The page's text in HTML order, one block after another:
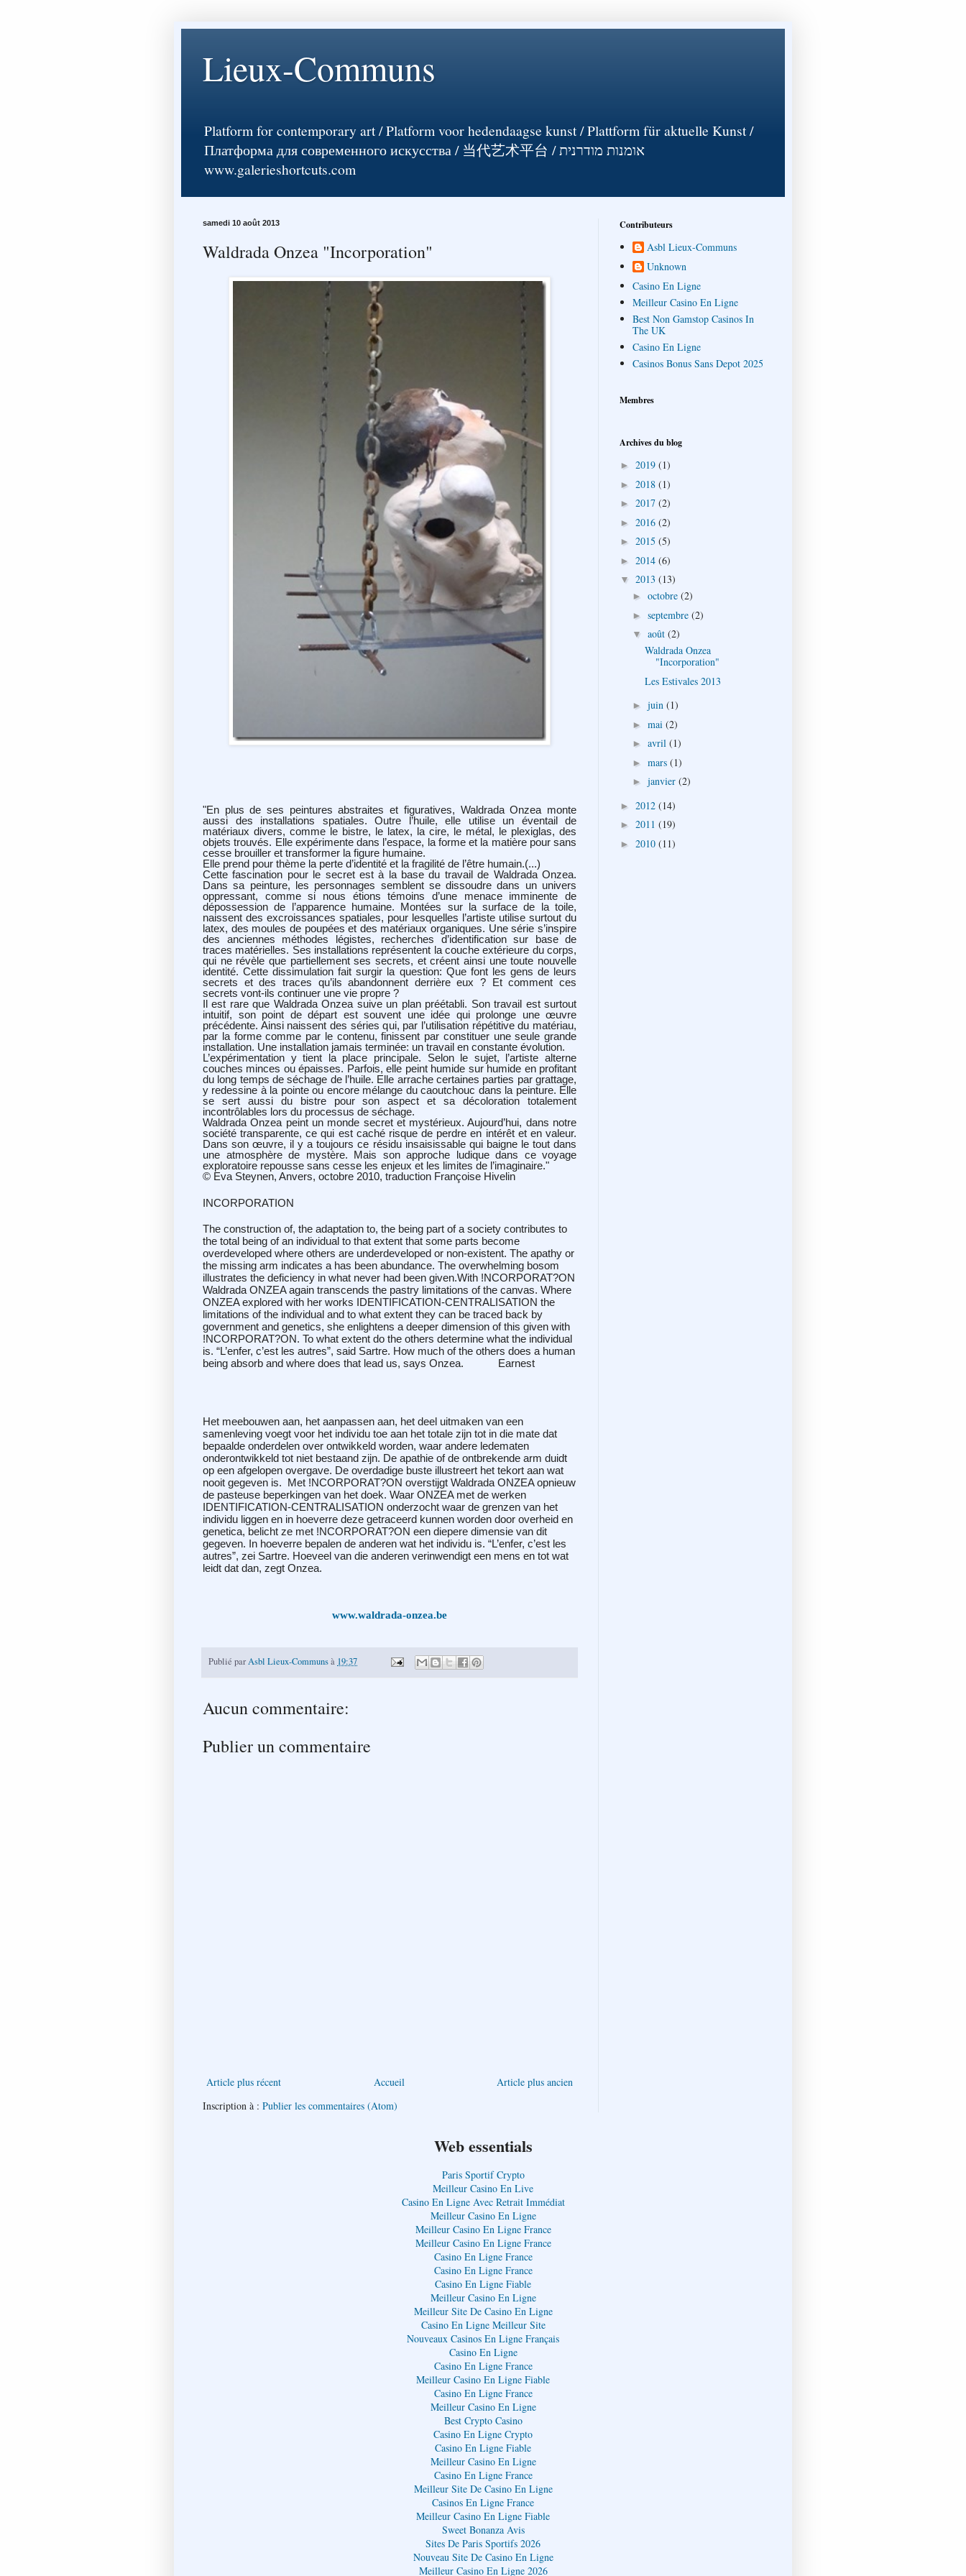
Lieux-Communs
Platform for contemporary art / Platform voor hedendaagse kunst / Plattform für aktuelle Kunst /
Платформа для современного искусства / 当代艺术平台 / אומנות מודרנית
www.galerieshortcuts.com
samedi 10 août 2013
Waldrada Onzea "Incorporation"
"En plus de ses peintures abstraites et figuratives, Waldrada Onzea monte
aussi des installations spatiales. Outre l’huile, elle utilise un éventail de
matériaux divers, comme le bistre, le latex, la cire, le métal, le plexiglas, des
objets trouvés. Elle expérimente dans l’espace, la forme et la matière pour sans
cesse brouiller et transformer la figure humaine.
Elle prend pour thème la perte d’identité et la fragilité de l’être humain.(...)
Cette fascination pour le secret est à la base du travail de Waldrada Onzea.
Dans sa peinture, les personnages semblent se dissoudre dans un univers
oppressant, comme si nous étions témoins d’une menace imminente de
dépossession de l’apparence humaine. Montées sur la surface de la toile,
naissent des excroissances spatiales, pour lesquelles l’artiste utilise surtout du
latex, des moules de poupées et des matériaux organiques. Une série s’inspire
des anciennes méthodes légistes, recherches d’identification sur base de
traces matérielles. Ses installations représentent la couche extérieure du corps,
qui ne révèle que partiellement ses secrets, et créent ainsi une toute nouvelle
identité. Cette dissimulation fait surgir la question: Que font les gens de leurs
secrets et des traces qu’ils abandonnent derrière eux ? Et comment ces
secrets vont-ils continuer une vie propre ?
Il est rare que Waldrada Onzea suive un plan préétabli. Son travail est surtout
intuitif, son point de départ est souvent une idée qui prolonge une œuvre
précédente. Ainsi naissent des séries qui, par l’utilisation répétitive du matériau,
par la forme comme par le contenu, finissent par constituer une seule grande
installation. Une installation jamais terminée: un travail en constante évolution.
L’expérimentation y tient la place principale. Selon le sujet, l’artiste alterne
couches minces ou épaisses. Parfois, elle peint humide sur humide en profitant
du long temps de séchage de l’huile. Elle arrache certaines parties par grattage,
y redessine à la pointe ou encore mélange du caoutchouc dans la peinture. Elle
se sert aussi du bistre pour son aspect et sa décoloration totalement
incontrôlables lors du processus de séchage.
Waldrada Onzea peint un monde secret et mystérieux. Aujourd’hui, dans notre
société transparente, ce qui est caché risque de perdre en intérêt et en valeur.
Dans son œuvre, il y a toujours ce résidu insaisissable qui baigne le tout dans
une atmosphère de mystère. Mais son approche ludique dans ce voyage
exploratoire repousse sans cesse les enjeux et les limites de l’imaginaire."
© Eva Steynen, Anvers, octobre 2010, traduction Françoise Hivelin
INCORPORATION
The construction of, the adaptation to, the being part of a society contributes to
the total being of an individual to that extent that some parts become
overdeveloped where others are underdeveloped or non-existent. The apathy or
the missing arm indicates a has been abundance. The overwhelming bosom
illustrates the deficiency in what never had been given.With !NCORPORAT?ON
Waldrada ONZEA again transcends the pastry limitations of the canvas. Where
ONZEA explored with her works IDENTIFICATION-CENTRALISATION the
limitations of the individual and to what extent they can be traced back by
government and genetics, she enlightens a deeper dimension of this given with
!NCORPORAT?ON. To what extent do the others determine what the individual
is. “L’enfer, c’est les autres”, said Sartre. How much of the others does a human
being absorb and where does that lead us, says Onzea. Earnest
Het meebouwen aan, het aanpassen aan, het deel uitmaken van een
samenleving voegt voor het individu toe aan het totale zijn tot in die mate dat
bepaalde onderdelen over ontwikkeld worden, waar andere ledematen
onderontwikkeld tot niet bestaand zijn. De apathie of de ontbrekende arm duidt
op een afgelopen overgave. De overdadige buste illustreert het tekort aan wat
nooit gegeven is. Met !NCORPORAT?ON overstijgt Waldrada ONZEA opnieuw
de pasteuse beperkingen van het doek. Waar ONZEA met de werken
IDENTIFICATION-CENTRALISATION onderzocht waar de grenzen van het
individu liggen en in hoeverre deze getraceerd kunnen worden door overheid en
genetica, belicht ze met !NCORPORAT?ON een diepere dimensie van dit
gegeven. In hoeverre bepalen de anderen wat het individu is. “L’enfer, c’est les
autres”, zei Sartre. Hoeveel van die anderen verinwendigt een mens en tot wat
leidt dat dan, zegt Onzea.
www.waldrada-onzea.be
Publié parAsbl Lieux-Communsà 19:37
Aucun commentaire:
Publier un commentaire
Article plus récent Article plus ancien
Accueil
Inscription à : Publier les commentaires (Atom)
Contributeurs
Asbl Lieux-Communs
Unknown
Casino En Ligne
Meilleur Casino En Ligne
Best Non Gamstop Casinos In
The UK
Casino En Ligne
Casinos Bonus Sans Depot 2025
Membres
Archives du blog
► 2019 (1)
► 2018 (1)
► 2017 (2)
► 2016 (2)
► 2015 (5)
► 2014 (6)
▼ 2013 (13)
► octobre (2)
► septembre (2)
▼ août (2)
Waldrada Onzea
"Incorporation"
Les Estivales 2013
► juin (1)
► mai (2)
► avril (1)
► mars (1)
► janvier (2)
► 2012 (14)
► 2011 (19)
► 2010 (11)
Web essentials
Paris Sportif Crypto
Meilleur Casino En Live
Casino En Ligne Avec Retrait Immédiat
Meilleur Casino En Ligne
Meilleur Casino En Ligne France
Meilleur Casino En Ligne France
Casino En Ligne France
Casino En Ligne France
Casino En Ligne Fiable
Meilleur Casino En Ligne
Meilleur Site De Casino En Ligne
Casino En Ligne Meilleur Site
Nouveaux Casinos En Ligne Français
Casino En Ligne
Casino En Ligne France
Meilleur Casino En Ligne Fiable
Casino En Ligne France
Meilleur Casino En Ligne
Best Crypto Casino
Casino En Ligne Crypto
Casino En Ligne Fiable
Meilleur Casino En Ligne
Casino En Ligne France
Meilleur Site De Casino En Ligne
Casinos En Ligne France
Meilleur Casino En Ligne Fiable
Sweet Bonanza Avis
Sites De Paris Sportifs 2026
Nouveau Site De Casino En Ligne
Meilleur Casino En Ligne 2026